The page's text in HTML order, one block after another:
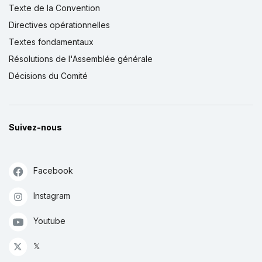
Texte de la Convention
Directives opérationnelles
Textes fondamentaux
Résolutions de l'Assemblée générale
Décisions du Comité
Suivez-nous
Facebook
Instagram
Youtube
𝕏